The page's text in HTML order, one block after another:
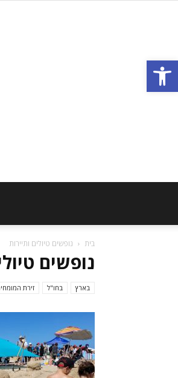
פתח סרגל נגישות
בית נופשים טיולים ותיירות
נופשים
בארץ בחו"ל זירת